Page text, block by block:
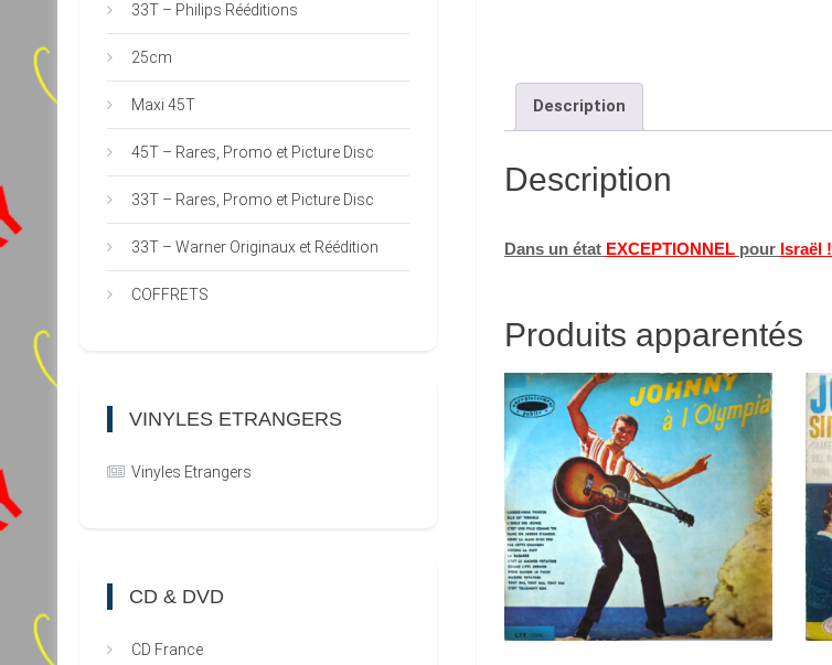
Description
Description
Dans un état EXCEPTIONNEL pour Israël !
Produits apparentés
33T – Philips Rééditions
25cm
Maxi 45T
45T – Rares, Promo et Picture Disc
33T – Rares, Promo et Picture Disc
33T – Warner Originaux et Réédition
COFFRETS
VINYLES ETRANGERS
Vinyles Etrangers
CD & DVD
CD France